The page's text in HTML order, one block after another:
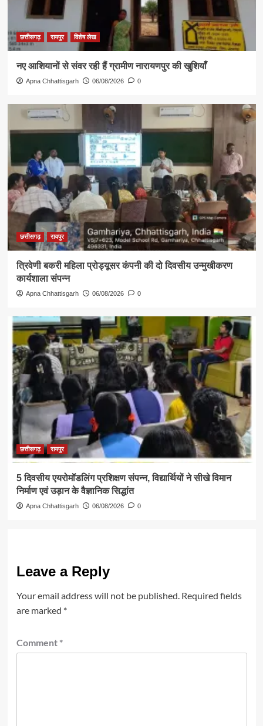
छत्तीसगढ़ रायपुर विशेष लेख
नए आशियानों से संवर रही हैं ग्रामीण नारायणपुर की खुशियाँ
Apna Chhattisgarh 06/08/2026 0
छत्तीसगढ़ रायपुर
त्रिवेणी बकरी महिला प्रोड्यूसर कंपनी की दो दिवसीय उन्मुखीकरण
कार्यशाला संपन्न
Apna Chhattisgarh 06/08/2026 0
छत्तीसगढ़ रायपुर
5 दिवसीय एयरोमॉडलिंग प्रशिक्षण संपन्न, विद्यार्थियों ने सीखे विमान
निर्माण एवं उड़ान के वैज्ञानिक सिद्धांत
Apna Chhattisgarh 06/08/2026 0
Leave a Reply
Your email address will not be published. Required fields
are marked *
Comment *